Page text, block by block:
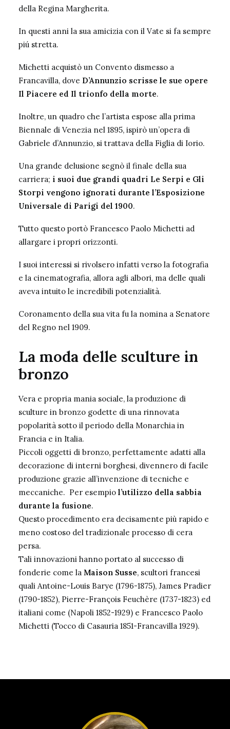
della Regina Margherita.
In questi anni la sua amicizia con il Vate si fa sempre
piú stretta.
Michetti acquistò un Convento dismesso a
Francavilla, dove D’Annunzio scrisse le sue opere
Il Piacere ed Il trionfo della morte.
Inoltre, un quadro che l’artista espose alla prima
Biennale di Venezia nel 1895, ispirò un’opera di
Gabriele d’Annunzio, si trattava della Figlia di Iorio.
Una grande delusione segnò il finale della sua
carriera; i suoi due grandi quadri Le Serpi e Gli
Storpi vengono ignorati durante l’Esposizione
Universale di Parigi del 1900.
Tutto questo portò Francesco Paolo Michetti ad
allargare i propri orizzonti.
I suoi interessi si rivolsero infatti verso la fotografia
e la cinematografia, allora agli albori, ma delle quali
aveva intuito le incredibili potenzialità.
Coronamento della sua vita fu la nomina a Senatore
del Regno nel 1909.
La moda delle sculture in
bronzo
Vera e propria mania sociale, la produzione di
sculture in bronzo godette di una rinnovata
popolarità sotto il periodo della Monarchia in
Francia e in Italia.
Piccoli oggetti di bronzo, perfettamente adatti alla
decorazione di interni borghesi, divennero di facile
produzione grazie all’invenzione di tecniche e
meccaniche. Per esempio l’utilizzo della sabbia
durante la fusione.
Questo procedimento era decisamente più rapido e
meno costoso del tradizionale processo di cera
persa.
Tali innovazioni hanno portato al successo di
fonderie come la Maison Susse, scultori francesi
quali Antoine-Louis Barye (1796-1875), James Pradier
(1790-1852), Pierre-François Feuchère (1737-1823) ed
italiani come (Napoli 1852-1929) e Francesco Paolo
Michetti (Tocco di Casauria 1851-Francavilla 1929).